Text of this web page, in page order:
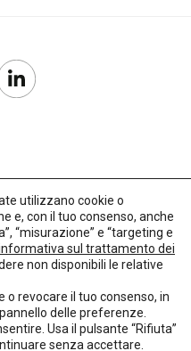
utilizzano cookie o
e, con il tuo consenso, anche
“misurazione” e “targeting e
sul trattamento dei
non disponibili le relative
revocare il tuo consenso, in
delle preferenze.
Usa il pulsante “Rifiuta”
senza accettare.